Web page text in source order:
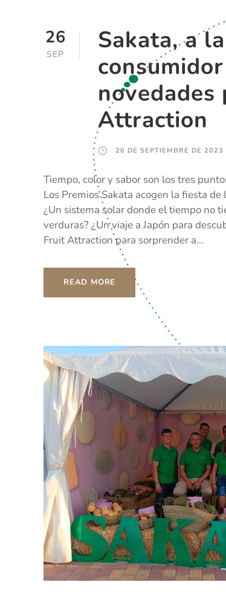
26
SEP
Sakata, a
Attraction
26 DE SEPTIEMBRE DE 2023
Tiempo, color y sabor son los tres
Los Premios Sakata acogen la fiesta
¿Un sistema solar donde el tiempo no
verduras? ¿Un viaje a Japón para
Fruit Attraction para sorprender a...
READ MORE